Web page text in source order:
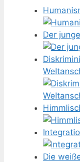
Der
Die